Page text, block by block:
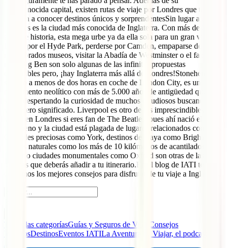
archiconocida capital, existen rutas de viaje por Londres que te
llevarán a conocer destinos únicos y sorprendentesSin lugar a dudas,
Londres es la ciudad más conocida de Inglaterra. Con más de 2.000
años de historia, esta mega urbe ya da ella sola para un gran viaje.
Pasear por el Hyde Park, perderse por Camden, empaparse de sus
renombrados museos, visitar la Abadía de Westminster o el famoso
reloj Big Ben son solo algunas de las infinitas propuestas
disponibles pero, ¡hay Inglaterra más allá de Londres!Stonehenge,
situado a menos de dos horas en coche de London City, es un
monumento neolítico con más de 5.000 años de antigüedad que
sigue despertando la curiosidad de muchos estudiosos buscando su
verdadero significado. Liverpool es otro de los imprescindibles que
visitar en Londres si eres fan de The Beatles, pues ahí nació el
fenómeno y la ciudad está plagada de lugares relacionados con ellos.
Ciudades preciosas como York, destinos de playa como Brighton,
parajes naturales como los más de 10 kilómetros de acantilados de
Dover o ciudades monumentales como Oxford son otras de las
paradas que deberás añadir a tu itinerario.En el blog de IATI te
contamos los mejores consejos para disfrutar de tu viaje a Inglaterra.
Todas las categoríasGuías y Seguros de Viaje
Consejos
ViajerosDestinosEventos IATILa Aventura de Viajar, el podcast de